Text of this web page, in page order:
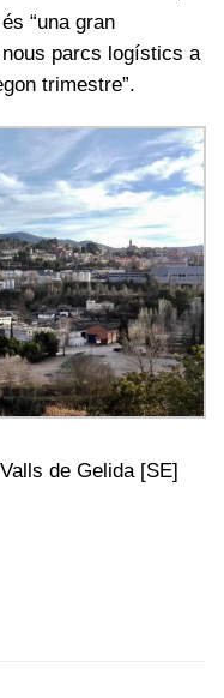
“una gran
parcs logístics a
trimestre”.
de Gelida [SE]